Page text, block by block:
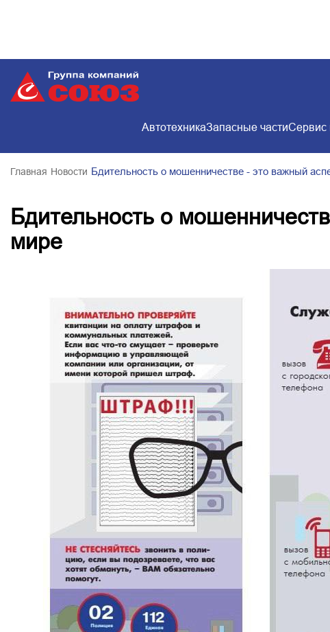
АвтотехникаЗапасные частиСервис
Главная Новости Бдительность о мошенничестве - это важный
Бдительность о
мире